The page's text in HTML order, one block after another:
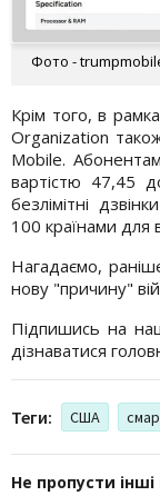
Фото -
Крім того, в
Organization
Mobile.
вартістю 47,45
безлімітні
100 країнами для
Нагадаємо,
нову "причину"
Підпишись на
дізнаватися
Теги: США
Не пропусти інші